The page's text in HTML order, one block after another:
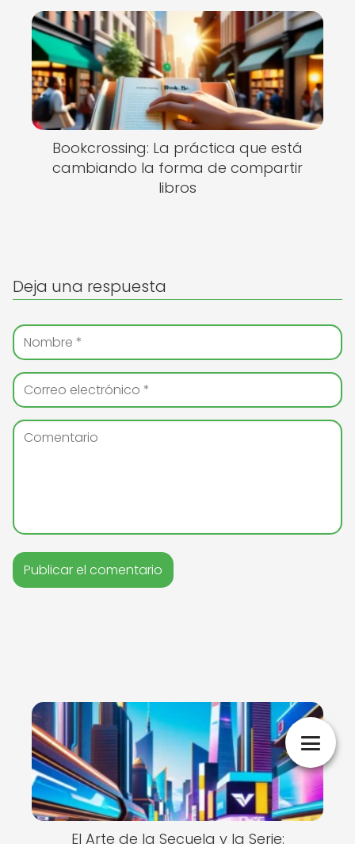
Bookcrossing: La práctica que está
cambiando la forma de compartir
libros
Deja una respuesta
El Arte de la Secuela y la Serie: